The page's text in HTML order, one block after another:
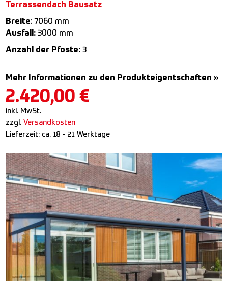
Terrassendach Bausatz
Breite: 7060 mm
Ausfall: 3000 mm
Anzahl der Pfoste: 3
Mehr Informationen zu den Produkteigentschaften »
2.420,00 €
inkl. MwSt.
zzgl. Versandkosten
Lieferzeit: ca. 18 - 21 Werktage